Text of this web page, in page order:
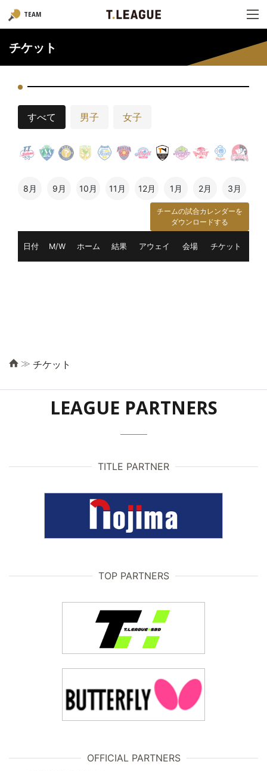
TEAM
チケット
すべて 男子 女子
8月 9月 10月 11月 12月 1月 2月 3月
チームの試合カレンダーを
ダウンロードする
日付 M/W ホーム 結果 アウェイ 会場 チケット
≫ チケット
LEAGUE PARTNERS
TITLE PARTNER
TOP PARTNERS
OFFICIAL PARTNERS